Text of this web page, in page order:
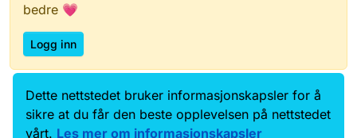
bedre 💗
Logg inn
Data.norge.no
Kontakt oss
Samtykke og brukervilkår
Dette nettstedet bruker informasjonskapsler for å
sikre at du får den beste opplevelsen på nettstedet
vårt. Les mer om informasjonskapsler